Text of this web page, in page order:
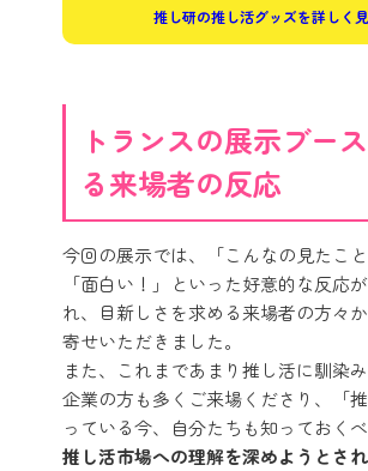
推し研の推し活グッズを詳しく
トランスの展示ブー
る来場者の反応
今回の展示では、「こんなの見たこと
「面白い！」といった好意的な反応
れ、目新しさを求める来場者の方々
寄せいただきました。
また、これまであまり推し活に馴染
企業の方も多くご来場くださり、「
っている今、自分たちも知っておくべ
推し活市場への理解を深めようとさ